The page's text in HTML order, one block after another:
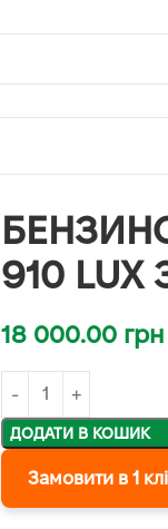
910
18 000.00 грн
ДОДАТИ В КОШИК
Замовити в 1